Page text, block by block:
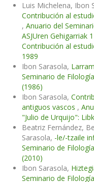
Luis Michelena, Ibon
Contribución al
, Anuario del
ASJUren Gehigarriak
Contribución al
1989
Ibon Sarasola,
Seminario de
(1986)
Ibon Sarasola,
antiguos vascos ,
"Julio de Urquijo":
Beatriz Fernández,
Sarasola, -le/-tzaile
Seminario de
(2010)
Ibon Sarasola,
Seminario de